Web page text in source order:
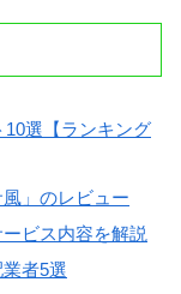
10選【ランキング
」のレビュー
ビス内容を解説
者5選